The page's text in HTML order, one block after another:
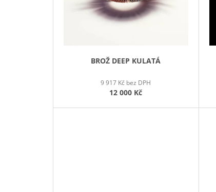
BROŽ DEEP KULATÁ
9 917 Kč bez DPH
12 000 Kč